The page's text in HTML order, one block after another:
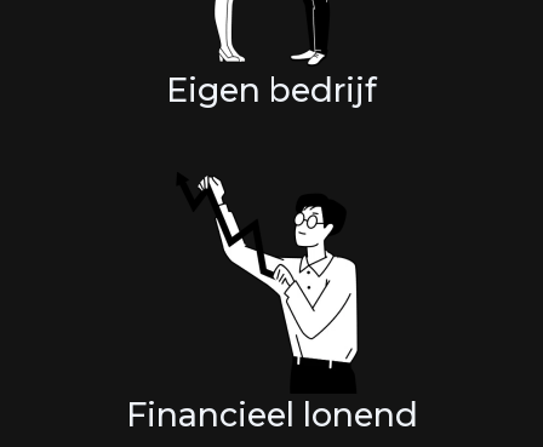
Eigen bedrijf
Financieel lonend